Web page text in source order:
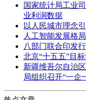
国家统计局工业
业利润数据
以人民城市理念
人工智能发展格
八部门联合印发
北京“十五五”目
新疆维吾尔自治
局组织召开“一企